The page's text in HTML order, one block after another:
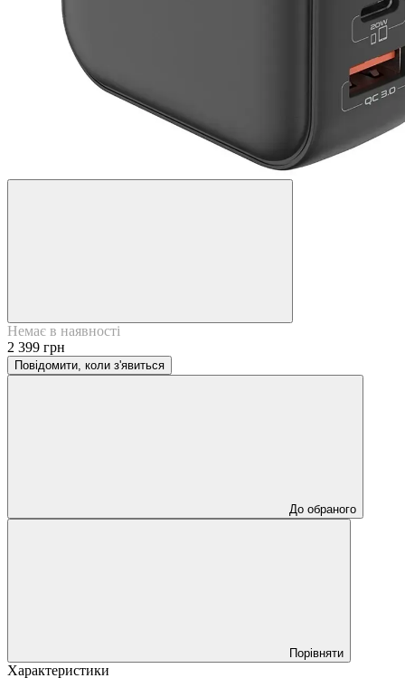
Немає в наявності
2 399 грн
Повідомити, коли з'явиться
До обраного
Порівняти
Характеристики